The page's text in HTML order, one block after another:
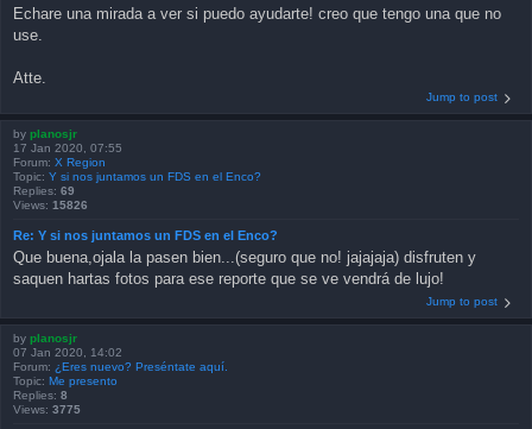
Echare una mirada a ver si puedo ayudarte! creo que tengo una que no
use.
Atte.
Jump to post
by planosjr
17 Jan 2020, 07:55
Forum: X Region
Topic: Y si nos juntamos un FDS en el Enco?
Replies: 69
Views: 15826
Re: Y si nos juntamos un FDS en el Enco?
Que buena,ojala la pasen bien...(seguro que no! jajajaja) disfruten y
saquen hartas fotos para ese reporte que se ve vendrá de lujo!
Jump to post
by planosjr
07 Jan 2020, 14:02
Forum: ¿Eres nuevo? Preséntate aquí.
Topic: Me presento
Replies: 8
Views: 3775